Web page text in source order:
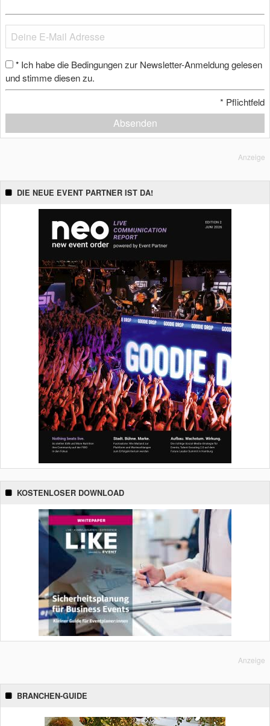
* Ich habe die Bedingungen zur Newsletter-Anmeldung gelesen
und stimme diesen zu.
* Pflichtfeld
Absenden
Anzeige
DIE NEUE EVENT PARTNER IST DA!
KOSTENLOSER DOWNLOAD
Anzeige
BRANCHEN-GUIDE